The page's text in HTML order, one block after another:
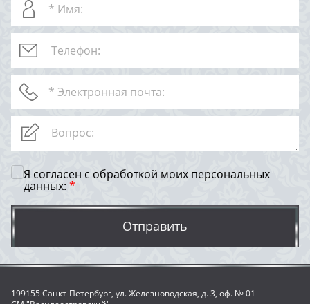
Я согласен с обработкой моих персональных
данных: *
Отправить
199155 Санкт-Петербург, ул. Железноводская, д. 3, оф. № 01